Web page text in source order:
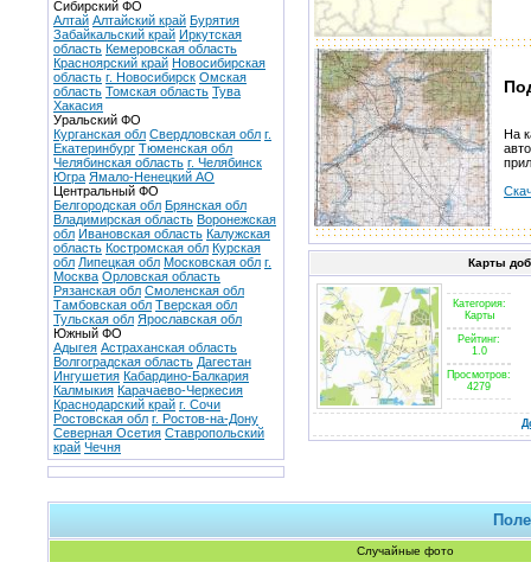
Сибирский ФО
Алтай Алтайский край Бурятия
Забайкальский край Иркутская
область Кемеровская область
Красноярский край Новосибирская
область г. Новосибирск Омская
область Томская область Тува
Хакасия
Уральский ФО
Курганская обл Свердловская обл г.
Екатеринбург Тюменская обл
Челябинская область г. Челябинск
Югра Ямало-Ненецкий АО
Центральный ФО
Белгородская обл Брянская обл
Владимирская область Воронежская
обл Ивановская область Калужская
область Костромская обл Курская
обл Липецкая обл Московская обл г.
Москва Орловская область
Рязанская обл Смоленская обл
Тамбовская обл Тверская обл
Тульская обл Ярославская обл
Южный ФО
Адыгея Астраханская область
Волгоградская область Дагестан
Ингушетия Кабардино-Балкария
Калмыкия Карачаево-Черкесия
Краснодарский край г. Сочи
Ростовская обл г. Ростов-на-Дону
Северная Осетия Ставропольский
край Чечня
На
Карты
Категория:
Карты
Рейтинг:
1.0
Просмотров:
4279
Случайные фото